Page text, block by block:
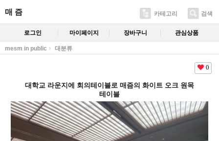
매 즘 카테고리 검색
로그인 마이페이지 장바구니 관심상품
mesm in public 대분류
0
대학교 라운지에 회의테이블로 매즘의 화이트 오크 원목
테이블